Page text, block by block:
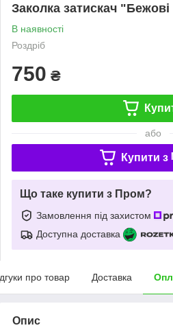
Заколка затискач "Бежові
В наявності
Роздріб
750 ₴
або
Купити з
Що таке купити з Пром?
Замовлення під захистом
Доступна доставка
про товар Доставка
Опис